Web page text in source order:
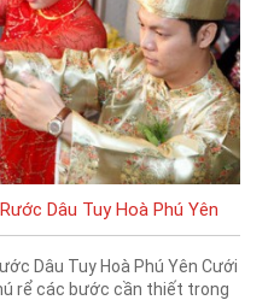
Dâu Tuy Hoà Phú Yên
Dâu Tuy Hoà Phú Yên Cưới
rể các bước cần thiết trong